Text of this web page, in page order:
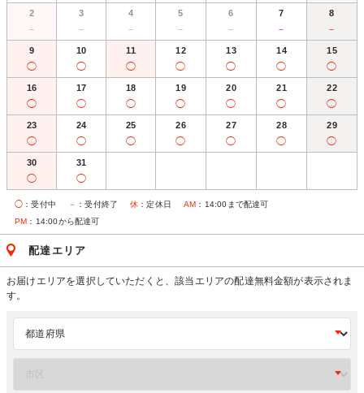
2
－
3
－
4
－
5
－
6
－
7
－
8
－
9
◯
10
◯
11
◯
12
◯
13
◯
14
◯
15
◯
16
◯
17
◯
18
◯
19
◯
20
◯
21
◯
22
◯
23
◯
24
◯
25
◯
26
◯
27
◯
28
◯
29
◯
30
◯
31
◯
◯ ：受付中 － ：受付終了 休 ：定休日 AM ：14:00まで配達可
PM ：14:00から配達可
配達エリア
お届けエリアを選択していただくと、該当エリアの配達無料金額が表示されま
す。